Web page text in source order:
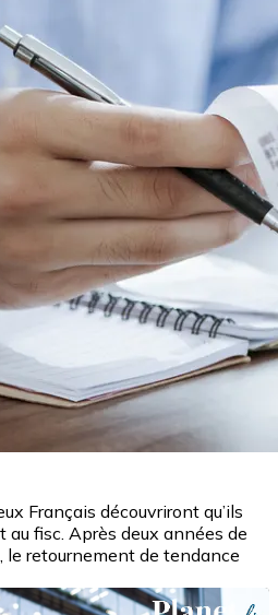
Français découvriront qu’ils
au fisc. Après deux années de
le retournement de tendance